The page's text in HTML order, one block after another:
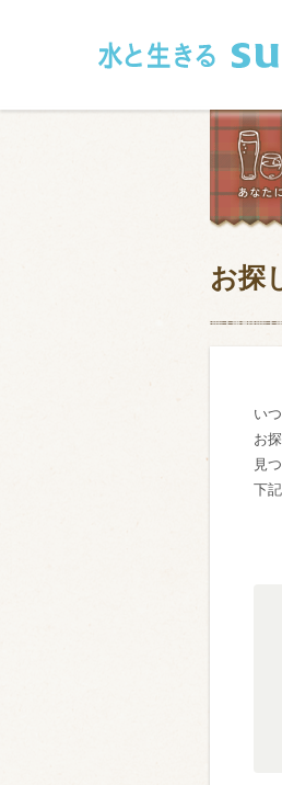
和
フ
肉
卵
お
お探
い
お
見
下